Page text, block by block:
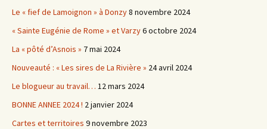
Le « fief de Lamoignon » à Donzy8 novembre 2024
« Sainte Eugénie de Rome » et Varzy6 octobre 2024
La « pôté d’Asnois » 7 mai 2024
Nouveauté : « Les sires de La Rivière » 24 avril 2024
Le blogueur au travail… 12 mars 2024
BONNE ANNEE 2024 ! 2 janvier 2024
Cartes et territoires 9 novembre 2023